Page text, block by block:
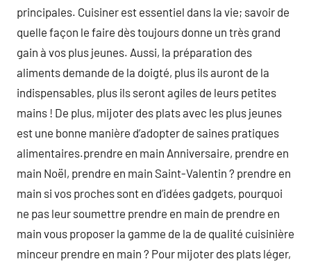
principales. Cuisiner est essentiel dans la vie; savoir de
quelle façon le faire dès toujours donne un très grand
gain à vos plus jeunes. Aussi, la préparation des
aliments demande de la doigté, plus ils auront de la
indispensables, plus ils seront agiles de leurs petites
mains ! De plus, mijoter des plats avec les plus jeunes
est une bonne manière d’adopter de saines pratiques
alimentaires.prendre en main Anniversaire, prendre en
main Noël, prendre en main Saint-Valentin ? prendre en
main si vos proches sont en d’idées gadgets, pourquoi
ne pas leur soumettre prendre en main de prendre en
main vous proposer la gamme de la de qualité cuisinière
minceur prendre en main ? Pour mijoter des plats léger,